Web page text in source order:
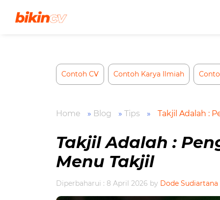
Contoh CV Contoh Karya Ilmiah
Home » Blog » Tips » Takjil Adalah :
Takjil Adalah :
Menu Takjil
Diperbaharui : 8 April 2026 by Dode Sudiartana